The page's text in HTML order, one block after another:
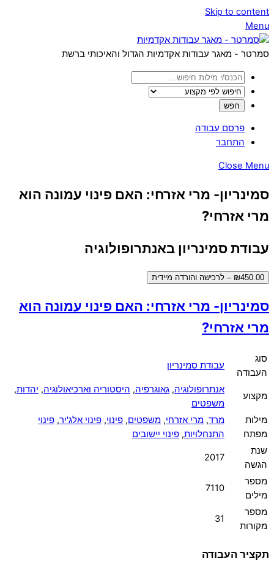
Skip to content
Menu
סמרטר - מאגר עבודות אקדמיות הגדול והאיכותי ברשת
פרסם עבודה
התחבר
Close Menu
סמינריון- מרי אזרחי: האם פינוי עמונה הוא
מרי אזרחי?
עבודת סמינריון באנתרופולוגיה
₪450.00 – לרכישה והורדה מיידית
סמינריון- מרי אזרחי: האם פינוי עמונה הוא
מרי אזרחי?
סוג
העבודה
עבודת סמינריון
מקצוע
אנתרופולוגיה, גאוגרפיה, היסטוריה וארכיאולוגיה, יהדות,
משפטים
מילות
מפתח
מרד, מרי אזרחי, משפטים, פינוי, פינוי אלג'יר, פינוי
התנחלויות, פינוי יישובים
שנת
הגשה
2017
מספר
מילים
7110
מספר
מקורות
31
תקציר העבודה